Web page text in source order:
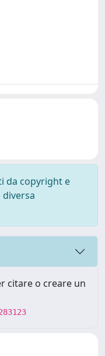
da copyright e
citare o creare un